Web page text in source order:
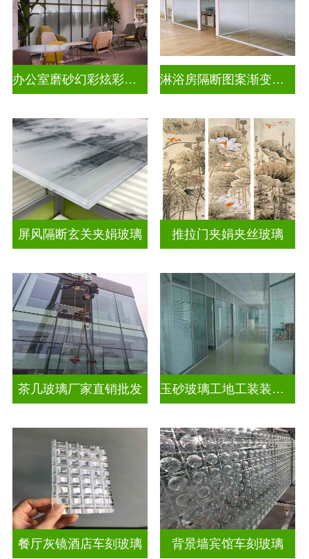
办公室磨砂幻彩炫彩渐变玻璃 淋浴房隔断图案渐变玻璃
屏风隔断玄关夹娟玻璃 推拉门夹娟夹丝玻璃
茶几玻璃厂家直销批发 玉砂玻璃工地工装装饰玻璃
餐厅灰镜酒店车刻玻璃 背景墙宾馆车刻玻璃